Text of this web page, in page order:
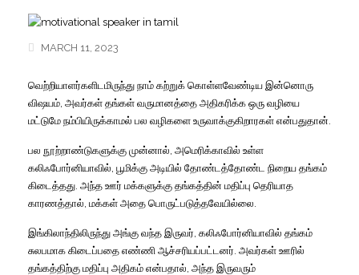
MARCH 11, 2023
வெற்றியாளர்களிடமிருந்து நாம் கற்றுக் கொள்ளவேண்டிய இன்னொரு
விஷயம், அவர்கள் தங்கள் வருமானத்தை அதிகரிக்க ஒரு வழியை
மட்டுமே நம்பியிருக்காமல் பல வழிகளை உருவாக்குகிறாரகள் என்பதுதான்.
பல நூற்றாண்டுகளுக்கு முன்னால், அமெரிக்காவில் உள்ள
கலிஃபோர்னியாவில், பூமிக்கு அடியில் தோண்டத்தோண்ட நிறைய தங்கம்
கிடைத்தது. அந்த ஊர் மக்களுக்கு தங்கத்தின் மதிப்பு தெரியாத
காரணத்தால், மக்கள் அதை பொருட்படுத்தவேயில்லை.
இங்கிலாந்திலிருந்து அங்கு வந்த இருவர், கலிஃபோர்னியாவில் தங்கம்
சுலபமாக கிடைப்பதை எண்ணி ஆச்சரியப்பட்டனர். அவர்கள் ஊரில்
தங்கத்திற்கு மதிப்பு அதிகம் என்பதால், அந்த இருவரும்